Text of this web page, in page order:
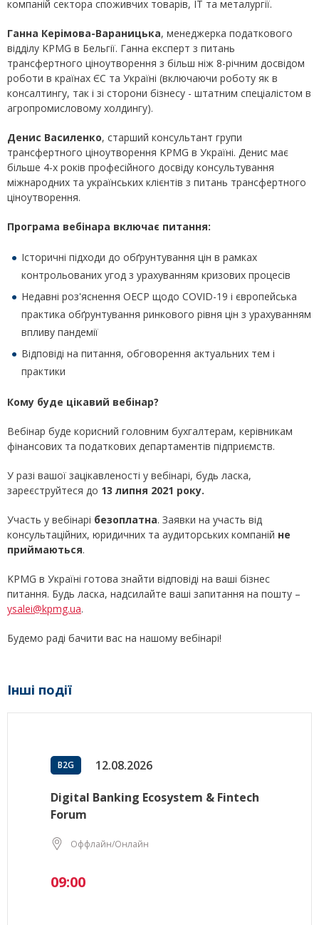
компаній сектора споживчих товарів, IT та металургії.
Ганна Керімова-Вараницька, менеджерка податкового
відділу KPMG в Бельгії. Ганна експерт з питань
трансфертного ціноутворення з більш ніж 8-річним досвідом
роботи в країнах ЄС та Україні (включаючи роботу як в
консалтингу, так і зі сторони бізнесу - штатним спеціалістом в
агропромисловому холдингу).
Денис Василенко, старший консультант групи
трансфертного ціноутворення KPMG в Україні. Денис має
більше 4-х років професійного досвіду консультування
міжнародних та українських клієнтів з питань трансфертного
ціноутворення.
Програма вебінара включає питання:
Історичні підходи до обґрунтування цін в рамках
контрольованих угод з урахуванням кризових процесів
Недавні роз'яснення ОЕСР щодо СOVID-19 і європейська
практика обґрунтування ринкового рівня цін з урахуванням
впливу пандемії
Відповіді на питання, обговорення актуальних тем і
практики
Кому буде цікавий вебінар?
Вебінар буде корисний головним бухгалтерам, керівникам
фінансових та податкових департаментів підприємств.
У разі вашої зацікавленості у вебінарі, будь ласка,
зареєструйтеся до 13 липня 2021 року.
Участь у вебінарі безоплатна. Заявки на участь від
консультаційних, юридичних та аудиторських компаній не
приймаються.
KPMG в Україні готова знайти відповіді на ваші бізнес
питання. Будь ласка, надсилайте ваші запитання на пошту –
ysalei@kpmg.ua.
Будемо раді бачити вас на нашому вебінарі!
Інші події
B2G 12.08.2026
Digital Banking Ecosystem & Fintech
Forum
Оффлайн/Онлайн
09:00